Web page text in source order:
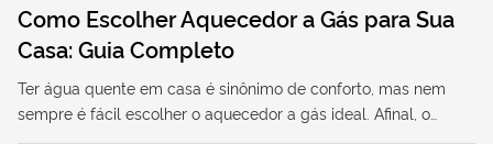
Como Escolher Aquecedor a Gás para Sua
Casa: Guia Completo
Ter água quente em casa é sinônimo de conforto, mas nem
sempre é fácil escolher o aquecedor a gás ideal. Afinal, o…